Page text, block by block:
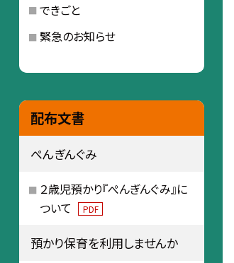
できごと
緊急のお知らせ
配布文書
ぺんぎんぐみ
２歳児預かり『ぺんぎんぐみ』に
ついて
PDF
預かり保育を利用しませんか